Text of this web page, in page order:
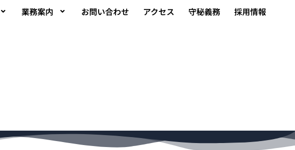
業務案内 お問い合わせ アクセス 守秘義務
採用情報